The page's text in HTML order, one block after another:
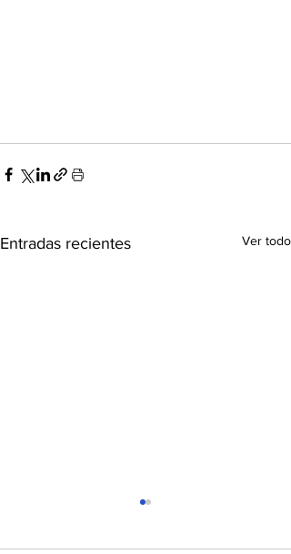
Entradas recientes Ver todo